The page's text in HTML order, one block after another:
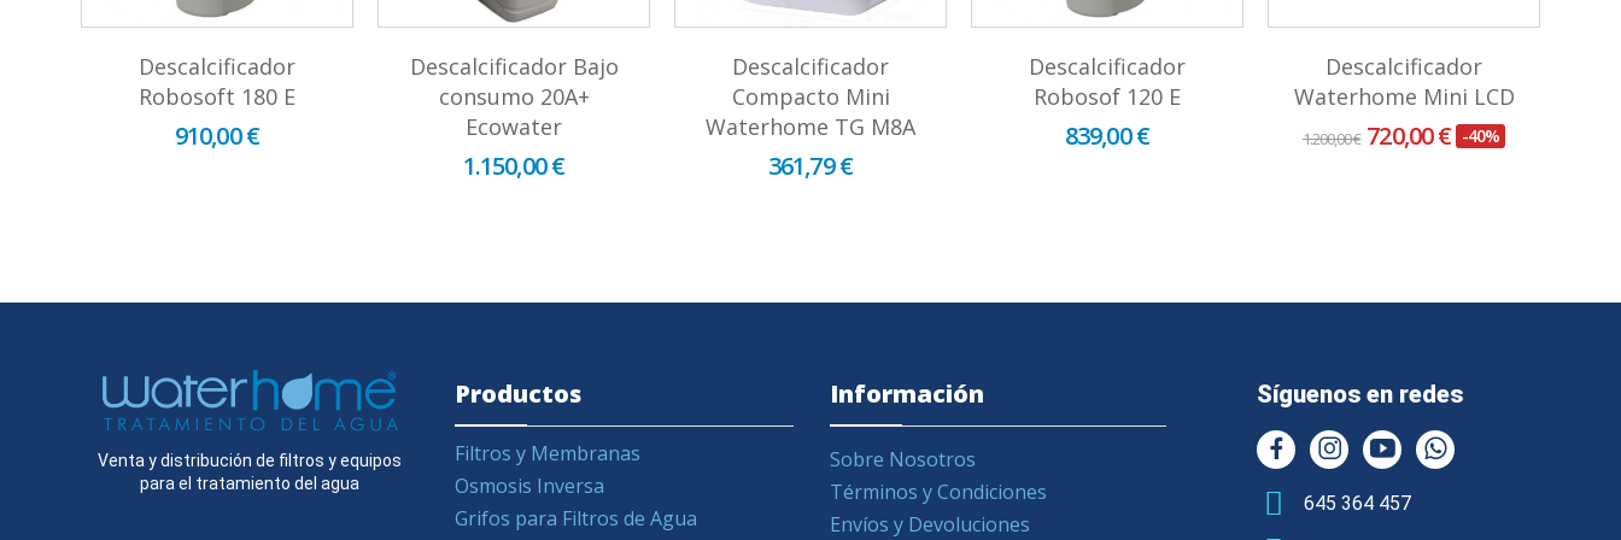
Descalcificador
Robosoft 180 E
910,00 €
Descalcificador Bajo
consumo 20A+
Ecowater
1.150,00 €
Descalcificador
Compacto Mini
Waterhome TG M8A
361,79 €
Descalcificador
Robosof 120 E
839,00 €
Descalcificador
Waterhome Mini LCD
1.200,00 € 720,00 € -40%
Venta y distribución de filtros y equipos
para el tratamiento del agua
Productos
Filtros y Membranas
Osmosis Inversa
Grifos para Filtros de Agua
Información
Sobre Nosotros
Términos y Condiciones
Envíos y Devoluciones
Síguenos en redes
645 364 457